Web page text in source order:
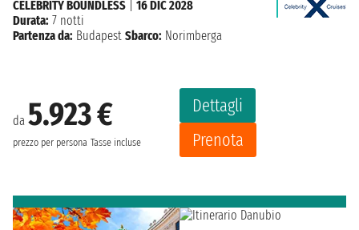
da 5.923 €
prezzo per persona Tasse incluse
Dettagli
Prenota
CELEBRITY BOUNDLESS
16 DIC 2028
Durata: 7 notti
Partenza da: Budapest Sbarco: Norimberga